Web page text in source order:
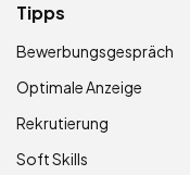
Tipps
Bewerbungsgespräch
Optimale Anzeige
Rekrutierung
Soft Skills